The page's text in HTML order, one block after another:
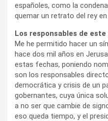
españoles, como la
quemar un retrato del rey en
Los responsables de
Me he permitido hacer un
hace dos mil años en
estas fechas, poniendo
son los responsables
democrática y crisis de un
gobernantes, cuya única
a no ser que cambie de
eso queda tiempo, y el